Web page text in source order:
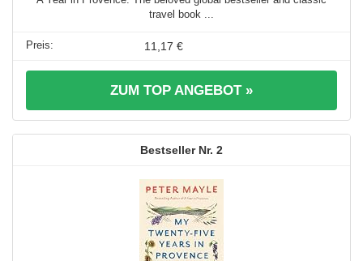
travel book ...
11,17 €
ZUM TOP ANGEBOT »
2